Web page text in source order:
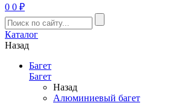
0 0 ₽
Каталог
Назад
Багет
Багет
Назад
Алюминиевый багет